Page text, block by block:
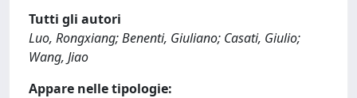
Tutti gli autori
Luo, Rongxiang; Benenti, Giuliano; Casati, Giulio;
Wang, Jiao
Appare nelle tipologie: